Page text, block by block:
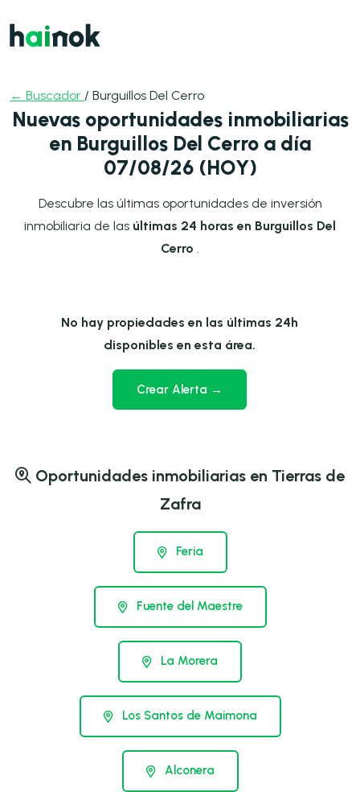
← Buscador / Burguillos Del Cerro
Nuevas oportunidades inmobiliarias
en Burguillos Del Cerro a día
07/08/26 (HOY)
Descubre las últimas oportunidades de inversión
inmobiliaria de las últimas 24 horas en Burguillos Del
Cerro
No hay propiedades en las últimas 24h
disponibles en esta área.
Crear Alerta →
Oportunidades inmobiliarias en Tierras de
Zafra
Feria
Fuente del Maestre
La Morera
Los Santos de Maimona
Alconera